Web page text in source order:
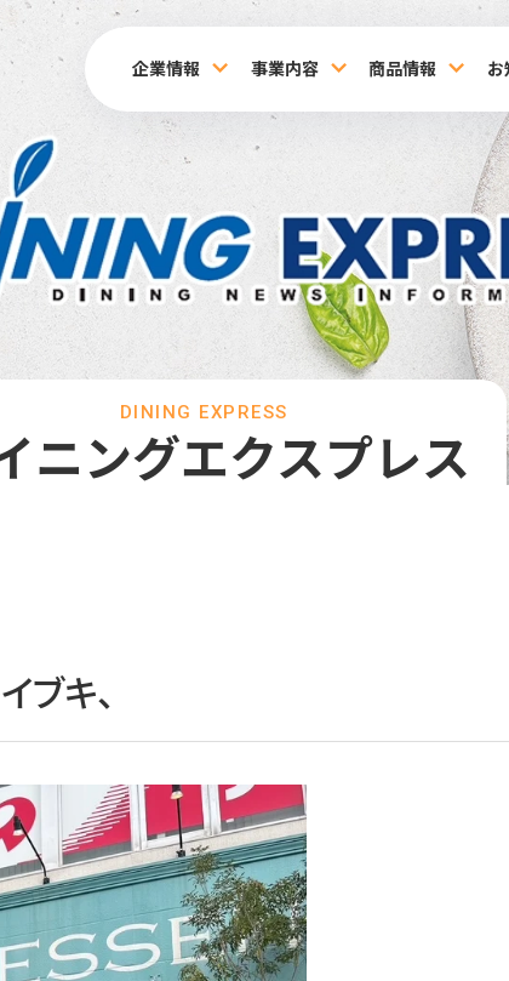
企業情報 事業内容 商品情報
ニングエクスプレス
DINING EXPRESS
ブキ、